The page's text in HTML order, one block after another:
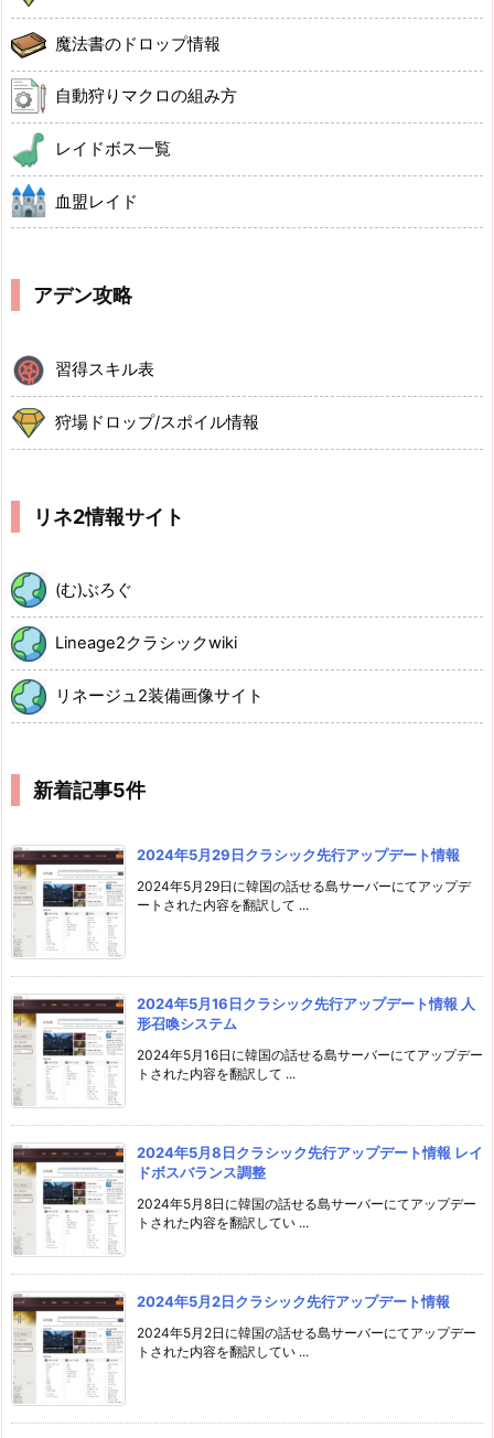
魔法書のドロップ情報
自動狩りマクロの組み方
レイドボス一覧
血盟レイド
アデン攻略
習得スキル表
狩場ドロップ/スポイル情報
リネ2情報サイト
(む)ぶろぐ
Lineage2クラシックwiki
リネージュ2装備画像サイト
新着記事5件
2024年5月29日クラシック先行アップデート情報
2024年5月29日に韓国の話せる島サーバーにてアップデ
ートされた内容を翻訳して ...
2024年5月16日クラシック先行アップデート情報 人
形召喚システム
2024年5月16日に韓国の話せる島サーバーにてアップデー
トされた内容を翻訳して ...
2024年5月8日クラシック先行アップデート情報 レイ
ドボスバランス調整
2024年5月8日に韓国の話せる島サーバーにてアップデー
トされた内容を翻訳してい ...
2024年5月2日クラシック先行アップデート情報
2024年5月2日に韓国の話せる島サーバーにてアップデー
トされた内容を翻訳してい ...